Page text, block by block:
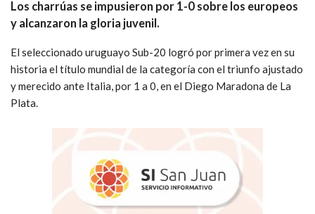
Los charrúas se impusieron por 1-0 sobre los europeos
y alcanzaron la gloria juvenil.
El seleccionado uruguayo Sub-20 logró por primera vez en su
historia el título mundial de la categoría con el triunfo ajustado
y merecido ante Italia, por 1 a 0, en el Diego Maradona de La
Plata.